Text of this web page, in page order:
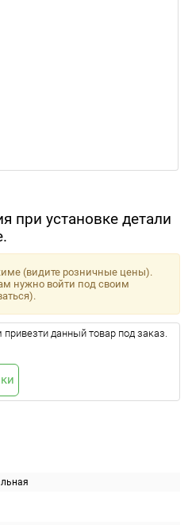
при установке детали
(видите розничные цены).
нужно войти под своим
данный товар под заказ.